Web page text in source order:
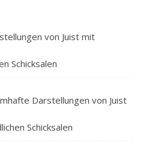
von Juist mit
Schicksalen
Darstellungen von Juist
Schicksalen